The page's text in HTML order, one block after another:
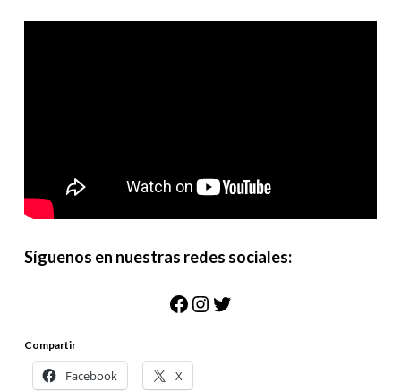
Síguenos en nuestras redes sociales:
Facebook
Instagram
Twitter
Compartir
Facebook X